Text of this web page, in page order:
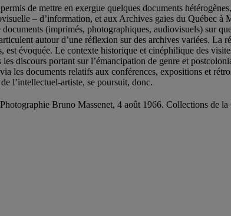
de mettre en exergue quelques documents
– d’information, et aux Archives gaies du Québec à
(imprimés, photographiques, audiovisuels) sur
autour d’une réflexion sur des archives variées. La
évoquée. Le contexte historique et cinéphilique des
discours portant sur l’émancipation de genre et
les documents relatifs aux conférences, expositions et
l’intellectuel-artiste, se poursuit, donc.
Bruno Massenet, 4 août 1966. Collections de la